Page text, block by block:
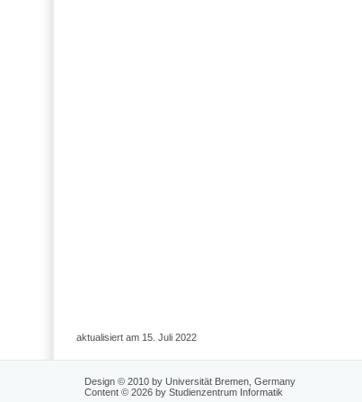
aktualisiert am 15. Juli 2022
Design © 2010 by Universität Bremen, Germany
Content © 2026 by Studienzentrum Informatik